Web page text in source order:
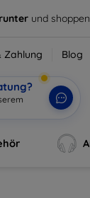
und
Zahlung Blog